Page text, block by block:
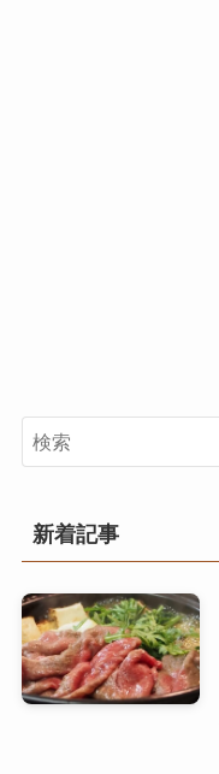
新着記事